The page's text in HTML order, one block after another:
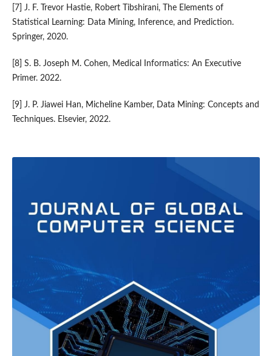
[7] J. F. Trevor Hastie, Robert Tibshirani, The Elements of
Statistical Learning: Data Mining, Inference, and Prediction.
Springer, 2020.
[8] S. B. Joseph M. Cohen, Medical Informatics: An Executive
Primer. 2022.
[9] J. P. Jiawei Han, Micheline Kamber, Data Mining: Concepts and
Techniques. Elsevier, 2022.